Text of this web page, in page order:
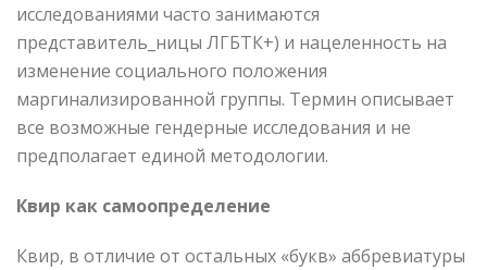
исследованиями часто занимаются
представитель_ницы ЛГБТК+) и нацеленность на
изменение социального положения
маргинализированной группы. Термин описывает
все возможные гендерные исследования и не
предполагает единой методологии.
Квир как самоопределение
Квир, в отличие от остальных «букв» аббревиатуры